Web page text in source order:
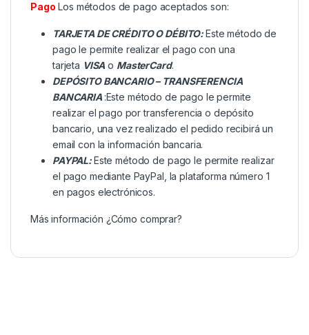
Pago Los métodos de pago aceptados son:
TARJETA DE CRÉDITO O DÉBITO:Este método de
pago le permite realizar el pago con una
tarjeta VISA o MasterCard.
DEPÓSITO BANCARIO – TRANSFERENCIA
BANCARIA :Este método de pago le permite
realizar el pago por transferencia o depósito
bancario, una vez realizado el pedido recibirá un
email con la información bancaria.
PAYPAL:Este método de pago le permite realizar
el pago mediante PayPal, la plataforma número 1
en pagos electrónicos.
Más información ¿Cómo comprar?